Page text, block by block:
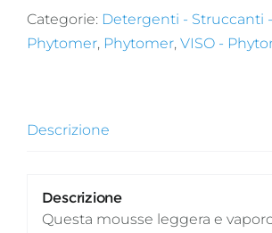
quantità
Categorie: Detergenti - Struccanti
Phytomer, Phytomer, VISO -
Descrizione
Descrizione
Questa mousse leggera e